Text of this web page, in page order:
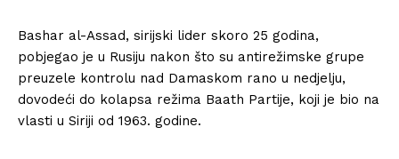
Bashar al-Assad, sirijski lider skoro 25 godina,
pobjegao je u Rusiju nakon što su antirežimske grupe
preuzele kontrolu nad Damaskom rano u nedjelju,
dovodeći do kolapsa režima Baath Partije, koji je bio na
vlasti u Siriji od 1963. godine.